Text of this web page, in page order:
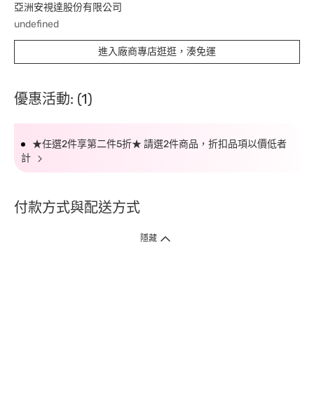
亞洲安視達股份有限公司
undefined
進入廠商專店逛逛，湊免運
優惠活動: (1)
★任選2件享第二件5折★ 請選2件商品，折扣品項以價低者
計
付款方式與配送方式
隱藏